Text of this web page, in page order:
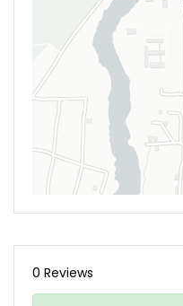
0 Reviews